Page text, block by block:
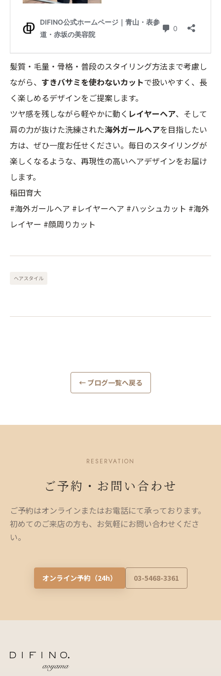
髪質・毛量・骨格・普段のスタイリング方法まで考慮し
ながら、 すきバサミを使わないカットで扱いやすく、長
く楽しめるデザインをご提案します。
ツヤ感を残しながら軽やかに動く レイヤーヘア、そして
肩の力が抜けた洗練された海外ガールヘアを目指したい
方は、ぜひ一度お任せください。毎日のスタイリングが
楽しくなるような、再現性の高いヘアデザインをお届け
します。
稲田育大
#海外ガールヘア #レイヤーヘア #ハッシュカット #海外
レイヤー #顔周りカット
ヘアスタイル
← ブログ一覧へ戻る
RESERVATION
ご予約・お問い合わせ
ご予約はオンラインまたはお電話にて承っております。
初めてのご来店の方も、お気軽にお問い合わせくださ
い。
オンライン予約（24h） 03-5468-3361